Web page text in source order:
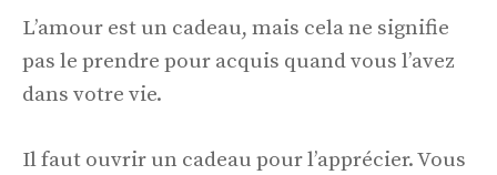
L’amour est un cadeau, mais cela ne signifie
pas le prendre pour acquis quand vous l’avez
dans votre vie.
Il faut ouvrir un cadeau pour l’apprécier. Vous